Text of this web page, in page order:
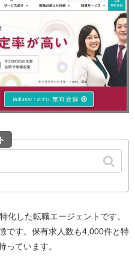
化した転職エージェントです。
です。保有求人数も4,000件と特
っています。